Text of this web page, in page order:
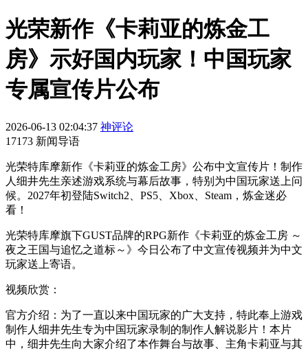
光荣新作《卡莉亚的炼金工
房》示好国内玩家！中国玩家
专属宣传片公布
2026-06-13 02:04:37 神评论
17173 新闻导语
光荣特库摩新作《卡莉亚的炼金工房》公布中文宣传片！制作
人细井先生亲述游戏系统与幕后故事，特别为中国玩家送上问
候。2027年初登陆Switch2、PS5、Xbox、Steam，炼金迷必
看！
光荣特库摩旗下GUST品牌的RPG新作《卡莉亚的炼金工房 ～
夜之王国与追忆之道标～》今日公布了中文宣传视频并为中文
玩家送上寄语。
视频欣赏：
官方介绍：为了一直以来中国玩家的广大支持，特此奉上游戏
制作人细井先生专为中国玩家录制的制作人解说影片！本片
中，细井先生向大家介绍了本作舞台与故事、主角卡莉亚与其